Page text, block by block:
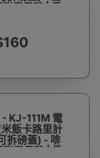
糕電子磅 | 香
KJ-111M 電
飯卡路里計
拆磅蓋) - 啡
糕電子磅 | 香